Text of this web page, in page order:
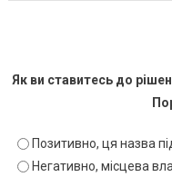
Як ви ставитесь до
Позитивно, ця назва
Негативно, місцева